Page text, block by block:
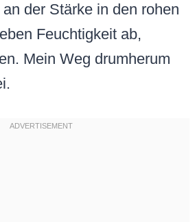
der Stärke in den rohen
Feuchtigkeit ab,
Mein Weg drumherum